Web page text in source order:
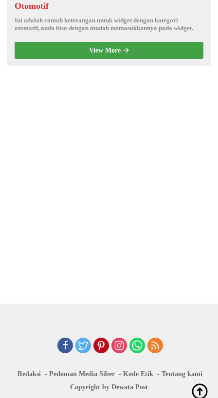
Otomotif
Ini adalah contoh keterangan untuk widget dengan kategori
otomotif, anda bisa dengan mudah memasukkannya pada widget.
View More
Redaksi Pedoman Media Siber Kode Etik
Tentang kami
Copyright by Dewata Post